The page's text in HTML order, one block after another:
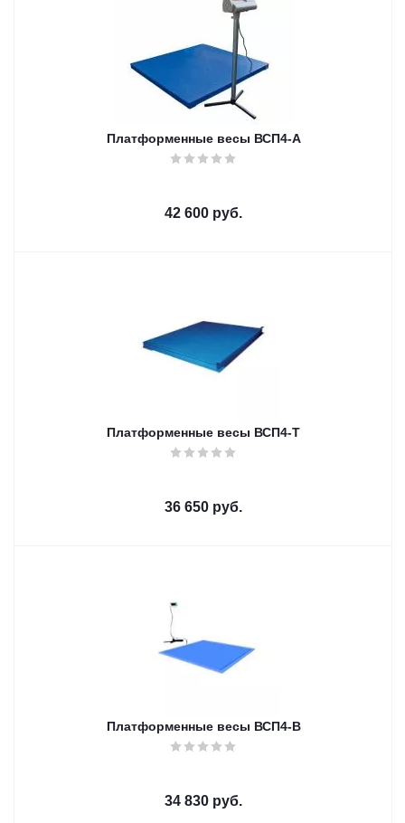
Платформенные весы ВСП4-А
42 600 руб.
Платформенные весы ВСП4-Т
36 650 руб.
Платформенные весы ВСП4-В
34 830 руб.